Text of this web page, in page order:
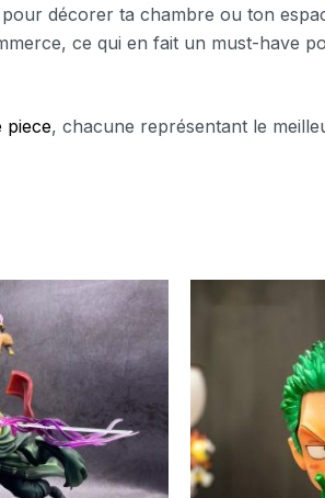
décorer ta chambre ou ton
ce qui en fait un must-have
piece, chacune représentant le